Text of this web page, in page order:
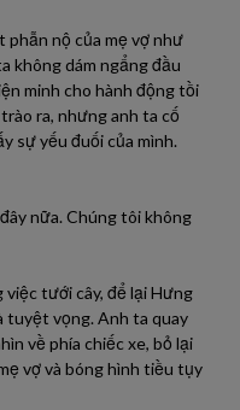
phẫn nộ của mẹ vợ như
không dám ngẩng đầu
minh cho hành động tồi
ra, nhưng anh ta cố
sự yếu đuối của mình.
nữa. Chúng tôi không
tưới cây, để lại Hưng
vọng. Anh ta quay
về phía chiếc xe, bỏ lại
vợ và bóng hình tiều tụy